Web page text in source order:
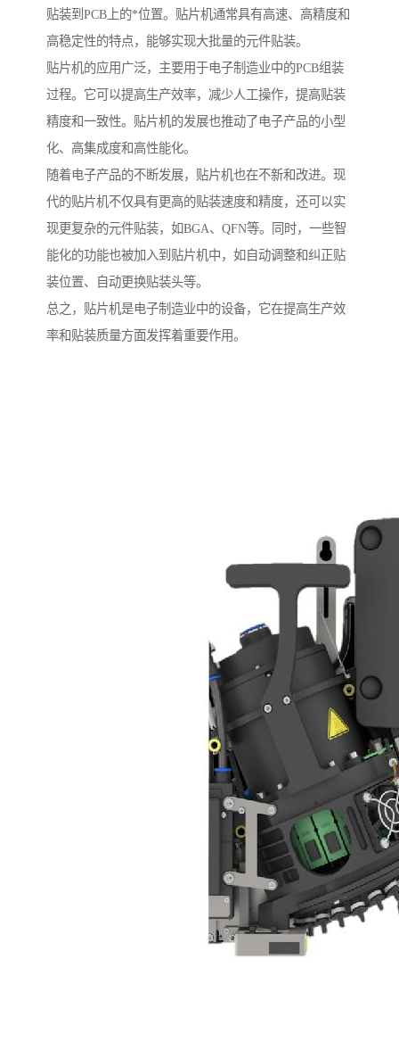
贴装到PCB上的*位置。贴片机通常具有高速、高精度和
高稳定性的特点，能够实现大批量的元件贴装。
贴片机的应用广泛，主要用于电子制造业中的PCB组装
过程。它可以提高生产效率，减少人工操作，提高贴装
精度和一致性。贴片机的发展也推动了电子产品的小型
化、高集成度和高性能化。
随着电子产品的不断发展，贴片机也在不新和改进。现
代的贴片机不仅具有更高的贴装速度和精度，还可以实
现更复杂的元件贴装，如BGA、QFN等。同时，一些智
能化的功能也被加入到贴片机中，如自动调整和纠正贴
装位置、自动更换贴装头等。
总之，贴片机是电子制造业中的设备，它在提高生产效
率和贴装质量方面发挥着重要作用。